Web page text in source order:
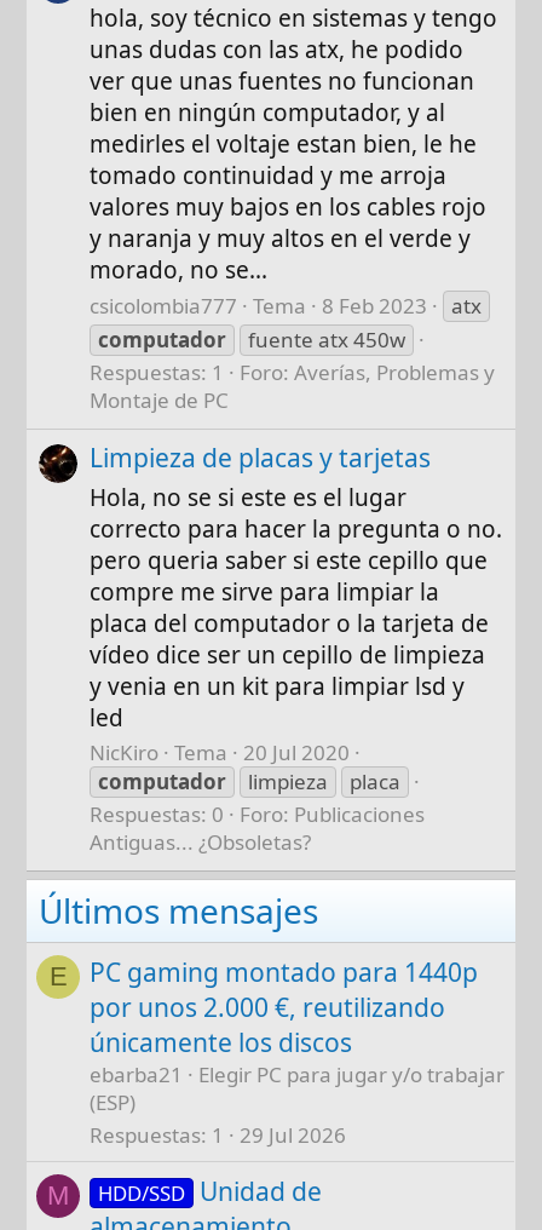
hola, soy técnico en sistemas y tengo
unas dudas con las atx, he podido
ver que unas fuentes no funcionan
bien en ningún computador, y al
medirles el voltaje estan bien, le he
tomado continuidad y me arroja
valores muy bajos en los cables rojo
y naranja y muy altos en el verde y
morado, no se...
csicolombia777 Tema 8 Feb 2023
atx
computador
fuente atx 450w
Respuestas: 1
Foro:Averías, Problemas y
Montaje de PC
Limpieza de placas y tarjetas
Hola, no se si este es el lugar
correcto para hacer la pregunta o no.
pero queria saber si este cepillo que
compre me sirve para limpiar la
placa del computador o la tarjeta de
vídeo dice ser un cepillo de limpieza
y venia en un kit para limpiar lsd y
led
NicKiro Tema
20 Jul 2020
computador
limpieza
placa
Respuestas: 0
Foro: Publicaciones
Antiguas... ¿Obsoletas?
Últimos mensajes
E
PC gaming montado para 1440p
por unos 2.000 €, reutilizando
únicamente los discos
ebarba21
Elegir PC para jugar y/o trabajar
(ESP)
Respuestas 1 29 Jul 2026
M HDD/SSD Unidad de